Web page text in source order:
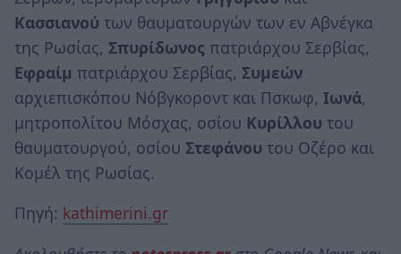
Κασσιανού των θαυματουργών των εν Αβνέγκα
της Ρωσίας, Σπυρίδωνος πατριάρχου Σερβίας,
Εφραίμ πατριάρχου Σερβίας, Συμεών
αρχιεπισκόπου Νόβγκοροντ και Πσκωφ, Ιωνά,
μητροπολίτου Μόσχας, οσίου Κυρίλλου του
θαυματουργού, οσίου Στεφάνου του Οζέρο και
Κομέλ της Ρωσίας.
Πηγή: kathimerini.gr